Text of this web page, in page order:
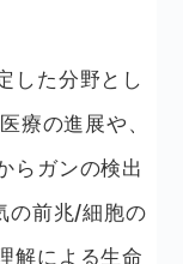
した分野とし
療の進展や、
らガンの検出
の前兆/細胞の
解による生命